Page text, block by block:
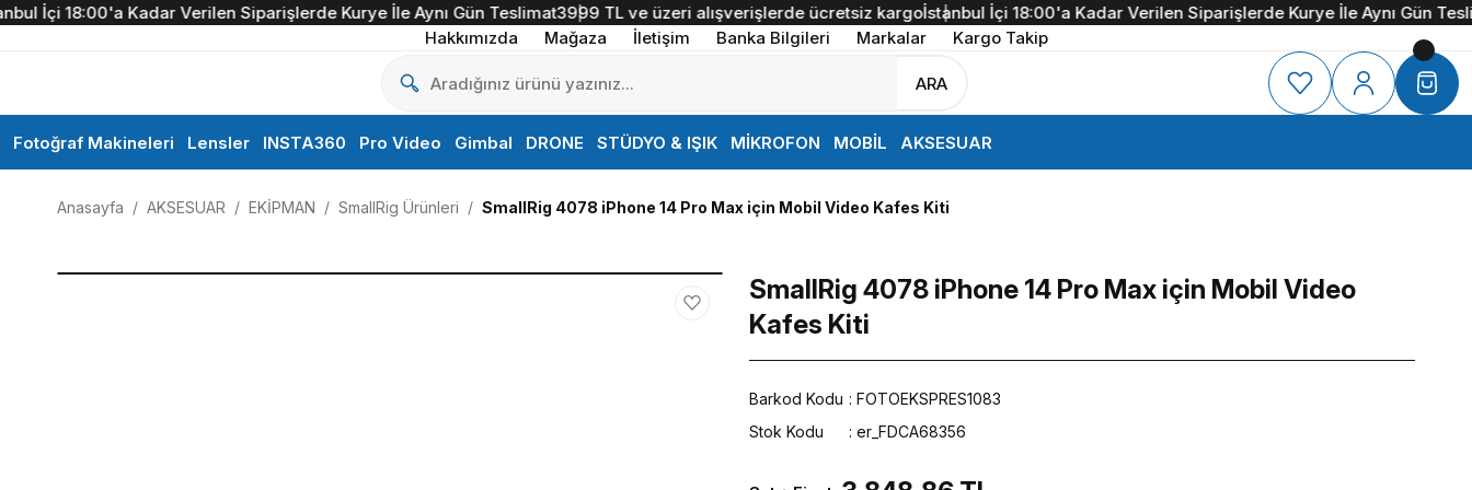
İçi 18:00'a Kadar Verilen Siparişlerde Kurye İle Aynı Gün Teslimat3999 TL ve üzeri alışverişlerde ücretsiz kargoİstanbul İçi 18:00'a Kadar Verilen Siparişlerde Kurye İle Aynı Gün
Hakkımızda
Mağaza İletişim Banka Bilgileri Markalar Kargo Takip
ARA
Fotoğraf Makineleri Lensler INSTA360 Pro Video Gimbal DRONE STÜDYO & IŞIK MİKROFON MOBİL AKSESUAR
Anasayfa AKSESUAR EKİPMAN SmallRig Ürünleri SmallRig 4078 iPhone 14 Pro Max için Mobil Video Kafes Kiti
SmallRig 4078 iPhone 14 Pro Max için Mobil Video
Kafes Kiti
Barkod Kodu
FOTOEKSPRES1083
Stok Kodu
er_FDCA68356